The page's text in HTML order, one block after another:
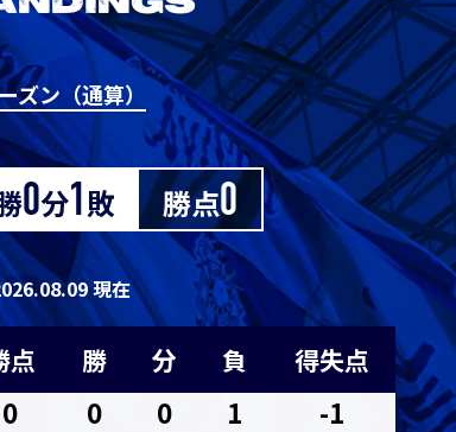
2026/27明治安田J1リーグ 京都サンガ
F.C. vs アビスパ福岡
8/29Sat. 19:00
VS
ズン（通算）
0分1敗 勝点0
現在
点 勝 分 負 得失点
0 0 0 1
-1
0 0 0 1
-1
0 0 0 1
-1
0 0 1
0 0 0 1
-1
0 0 0 1
-1